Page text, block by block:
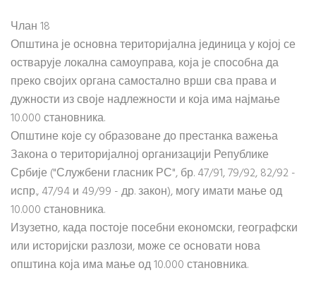
Члан 18
Општина је основна територијална јединица у којој се
остварује локална самоуправа, која је способна да
преко својих органа самостално врши сва права и
дужности из своје надлежности и која има најмање
10.000 становника.
Општине које су образоване до престанка важења
Закона о територијалној организацији Републике
Србије ("Службени гласник РС", бр. 47/91, 79/92, 82/92 -
испр., 47/94 и 49/99 - др. закон), могу имати мање од
10.000 становника.
Изузетно, када постоје посебни економски, географски
или историјски разлози, може се основати нова
општина која има мање од 10.000 становника.